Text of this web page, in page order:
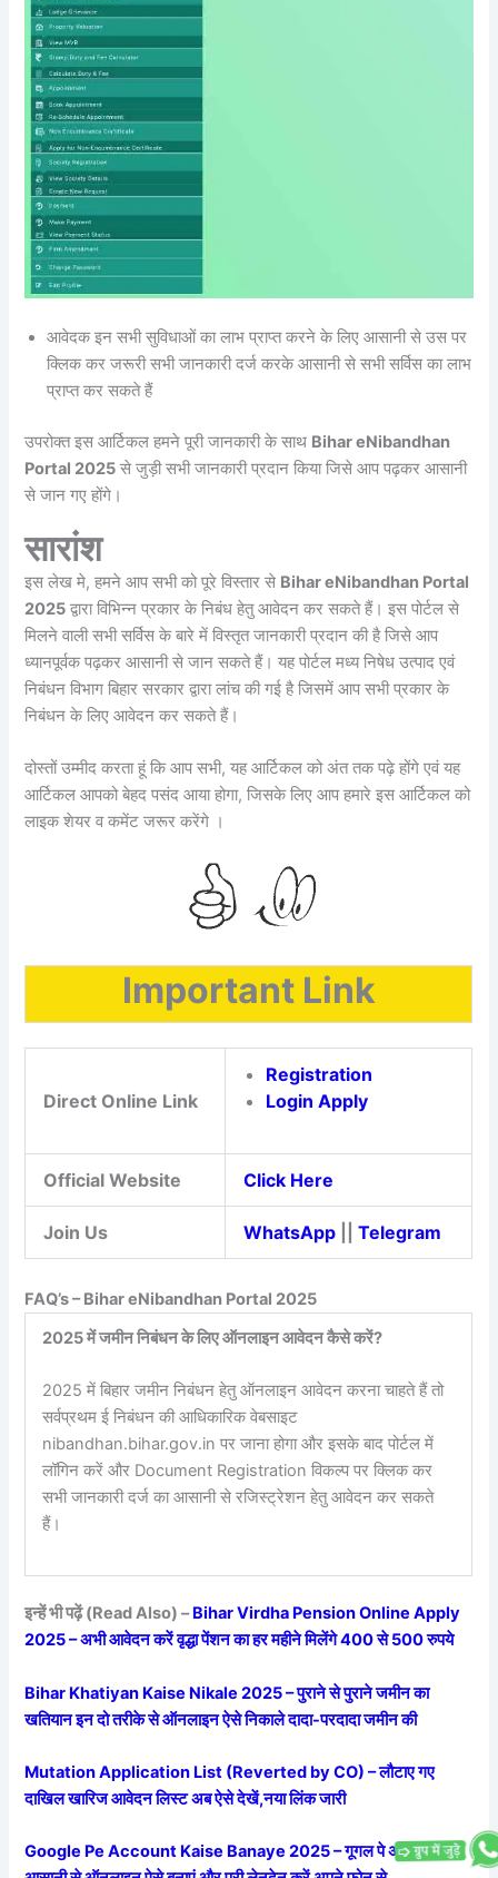
आवेदक इन सभी सुविधाओं का लाभ प्राप्त करने के लिए आसानी से उस पर
क्लिक कर जरूरी सभी जानकारी दर्ज करके आसानी से सभी सर्विस का लाभ
प्राप्त कर सकते हैं
उपरोक्त इस आर्टिकल हमने पूरी जानकारी के साथ Bihar eNibandhan
Portal 2025 से जुड़ी सभी जानकारी प्रदान किया जिसे आप पढ़कर आसानी
से जान गए होंगे।
सारांश
इस लेख मे, हमने आप सभी को पूरे विस्तार से Bihar eNibandhan Portal
2025 द्वारा विभिन्न प्रकार के निबंध हेतु आवेदन कर सकते हैं। इस पोर्टल से
मिलने वाली सभी सर्विस के बारे में विस्तृत जानकारी प्रदान की है जिसे आप
ध्यानपूर्वक पढ़कर आसानी से जान सकते हैं। यह पोर्टल मध्य निषेध उत्पाद एवं
निबंधन विभाग बिहार सरकार द्वारा लांच की गई है जिसमें आप सभी प्रकार के
निबंधन के लिए आवेदन कर सकते हैं।
दोस्तों उम्मीद करता हूं कि आप सभी, यह आर्टिकल को अंत तक पढ़े होंगे एवं यह
आर्टिकल आपको बेहद पसंद आया होगा, जिसके लिए आप हमारे इस आर्टिकल को
लाइक शेयर व कमेंट जरूर करेंगे ।
Important Link
Direct Online Link
Registration
Login Apply
Official Website Click Here
Join Us WhatsApp ||Telegram
FAQ’s – Bihar eNibandhan Portal 2025
2025 में जमीन निबंधन के लिए ऑनलाइन आवेदन कैसे करें?
2025 में बिहार जमीन निबंधन हेतु ऑनलाइन आवेदन करना चाहते हैं तो
सर्वप्रथम ई निबंधन की आधिकारिक वेबसाइट
nibandhan.bihar.gov.in पर जाना होगा और इसके बाद पोर्टल में
लॉगिन करें और Document Registration विकल्प पर क्लिक कर
सभी जानकारी दर्ज का आसानी से रजिस्ट्रेशन हेतु आवेदन कर सकते
हैं।
इन्हें भी पढ़ें (Read Also) –Bihar Virdha Pension Online Apply
2025 – अभी आवेदन करें वृद्धा पेंशन का हर महीने मिलेंगे 400 से 500 रुपये
Bihar Khatiyan Kaise Nikale 2025 – पुराने से पुराने जमीन का
खतियान इन दो तरीके से ऑनलाइन ऐसे निकाले दादा-परदादा जमीन की
Mutation Application List (Reverted by CO) – लौटाए गए
दाखिल खारिज आवेदन लिस्ट अब ऐसे देखें,नया लिंक जारी
Google Pe Account Kaise Banaye 2025 – गूगल पे अकाउंट